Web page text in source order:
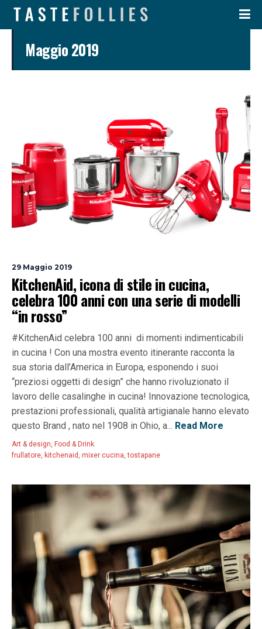
Maggio 2019
29 Maggio 2019
KitchenAid, icona di stile in cucina,
celebra 100 anni con una serie di modelli
“in rosso”
#KitchenAid celebra 100 anni di momenti indimenticabili
in cucina ! Con una mostra evento itinerante racconta la
sua storia dall’America in Europa, esponendo i suoi
“preziosi oggetti di design” che hanno rivoluzionato il
lavoro delle casalinghe in cucina! Innovazione tecnologica,
prestazioni professionali, qualità artigianale hanno elevato
questo Brand , nato nel 1908 in Ohio, a... Read More
Art & design, Food & Drink
frullatore, kitchenaid, mixer cucina,tostapane